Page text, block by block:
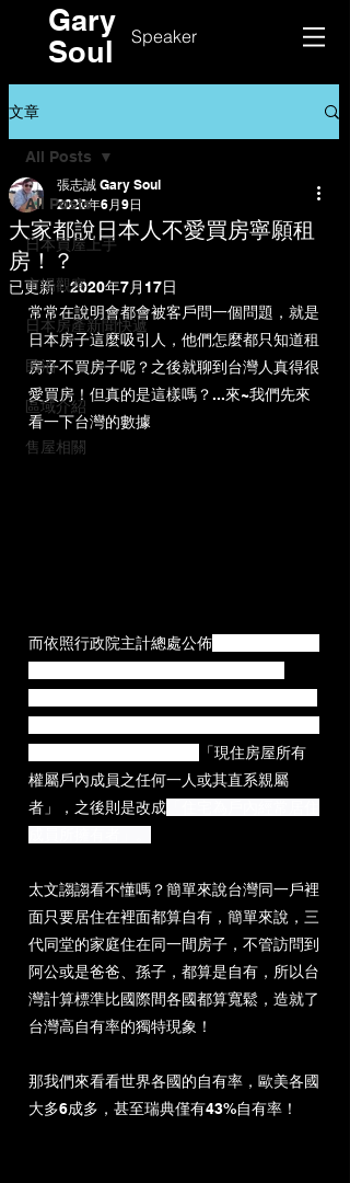
Gary
Soul
Speaker
文章
All Posts
日本買屋上手
市場觀察
日本房產新聞快遞
民泊
區域介紹
售屋相關
All Posts
大家都說日本人不愛買房寧願租
房！？
張志誠 Gary Soul
2020年6月9日
已更新：2020年7月17日
常常在說明會都會被客戶問一個問題，就是
日本房子這麼吸引人，他們怎麼都只知道租
房子不買房子呢 ？之後就聊到台灣人真得很
愛買房！但真的是這樣嗎？...來~我們先來
看一下台灣的數據
而依照行政院主計總處公佈
「現住房屋所有
權屬戶內成員之任何一人或其直系親屬
者」，之後則是改成
太文謅謅看不懂嗎？簡單來說台灣同一戶裡
面只要居住在裡面都算自有，簡單來說，三
代同堂的家庭住在同一間房子，不管訪問到
阿公或是爸爸、孫子，都算是自有，所以台
灣計算標準比國際間各國都算寬鬆，造就了
台灣高自有率的獨特現象！
那我們來看看世界各國的自有率，歐美各國
大多6成多，甚至瑞典僅有43%自有率！